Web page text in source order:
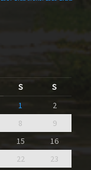
S
S
1
2
8
9
15
16
22
23